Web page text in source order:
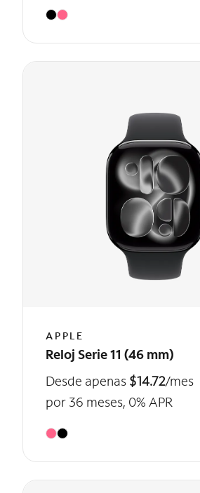
APPLE
Reloj Serie 11 (46 mm)
Desde apenas $14.72/mes
por 36 meses, 0% APR